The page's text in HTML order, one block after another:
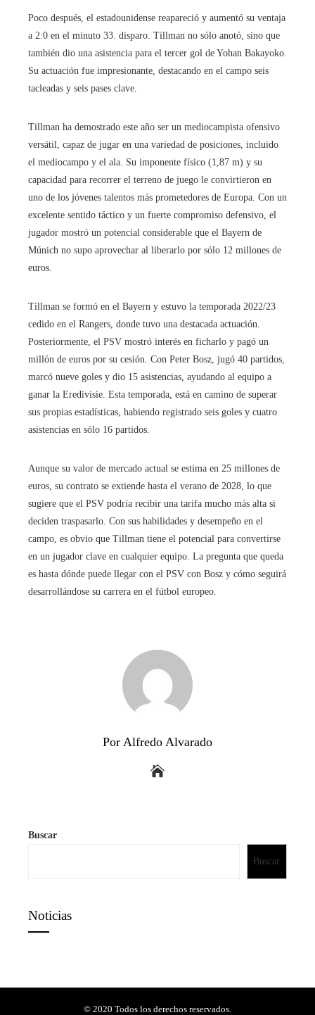
Poco después, el estadounidense reapareció y aumentó su ventaja
a 2:0 en el minuto 33. disparo. Tillman no sólo anotó, sino que
también dio una asistencia para el tercer gol de Yohan Bakayoko.
Su actuación fue impresionante, destacando en el campo seis
tacleadas y seis pases clave.
Tillman ha demostrado este año ser un mediocampista ofensivo
versátil, capaz de jugar en una variedad de posiciones, incluido
el mediocampo y el ala. Su imponente físico (1,87 m) y su
capacidad para recorrer el terreno de juego le convirtieron en
uno de los jóvenes talentos más prometedores de Europa. Con un
excelente sentido táctico y un fuerte compromiso defensivo, el
jugador mostró un potencial considerable que el Bayern de
Múnich no supo aprovechar al liberarlo por sólo 12 millones de
euros.
Tillman se formó en el Bayern y estuvo la temporada 2022/23
cedido en el Rangers, donde tuvo una destacada actuación.
Posteriormente, el PSV mostró interés en ficharlo y pagó un
millón de euros por su cesión. Con Peter Bosz, jugó 40 partidos,
marcó nueve goles y dio 15 asistencias, ayudando al equipo a
ganar la Eredivisie. Esta temporada, está en camino de superar
sus propias estadísticas, habiendo registrado seis goles y cuatro
asistencias en sólo 16 partidos.
Aunque su valor de mercado actual se estima en 25 millones de
euros, su contrato se extiende hasta el verano de 2028, lo que
sugiere que el PSV podría recibir una tarifa mucho más alta si
deciden traspasarlo. Con sus habilidades y desempeño en el
campo, es obvio que Tillman tiene el potencial para convertirse
en un jugador clave en cualquier equipo. La pregunta que queda
es hasta dónde puede llegar con el PSV con Bosz y cómo seguirá
desarrollándose su carrera en el fútbol europeo.
Por Alfredo Alvarado
Buscar
Buscar
Noticias
© 2020 Todos los derechos reservados.